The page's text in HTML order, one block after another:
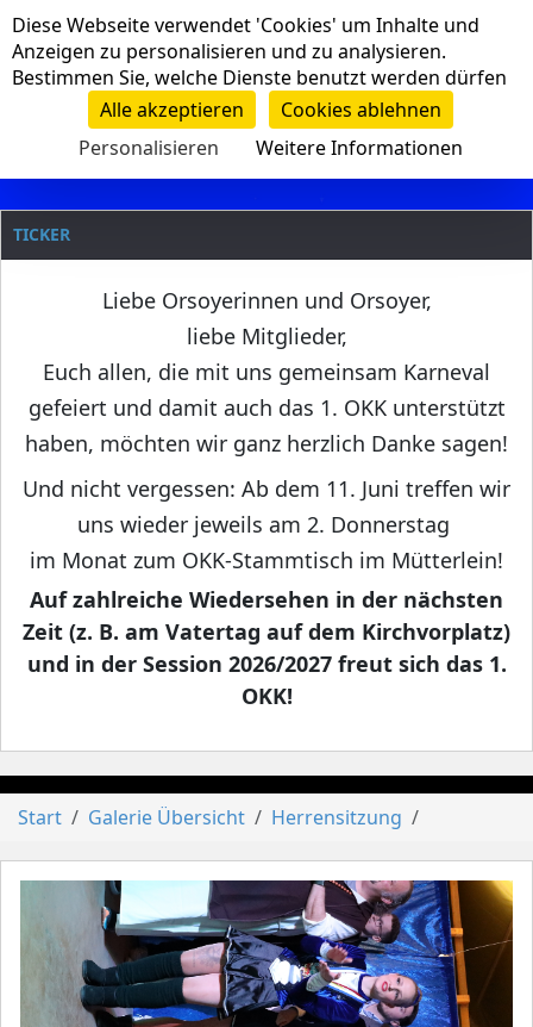
Navigation
Clanname
TICKER
Liebe Orsoyerinnen und Orsoyer,
liebe Mitglieder,
Euch allen, die mit uns gemeinsam Karneval
gefeiert und damit auch das 1. OKK unterstützt
haben, möchten wir ganz herzlich Danke sagen!
Und nicht vergessen: Ab dem 11. Juni treffen wir
uns wieder jeweils am 2. Donnerstag
im Monat zum OKK-Stammtisch im Mütterlein!
Auf zahlreiche Wiedersehen in der nächsten
Zeit (z. B. am Vatertag auf dem Kirchvorplatz)
und in der Session 2026/2027 freut sich das 1.
OKK!
Start Galerie Übersicht Herrensitzung
Cookie-Einstellungen
Diese Webseite verwendet 'Cookies' um Inhalte und
Anzeigen zu personalisieren und zu analysieren.
Bestimmen Sie, welche Dienste benutzt werden dürfen
Alle akzeptieren
Cookies ablehnen
Personalisieren
Weitere Informationen